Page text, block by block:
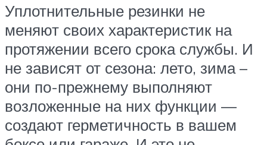
Уплотнительные резинки не
меняют своих характеристик на
протяжении всего срока службы. И
не зависят от сезона: лето, зима –
они по-прежнему выполняют
возложенные на них функции —
создают герметичность в вашем